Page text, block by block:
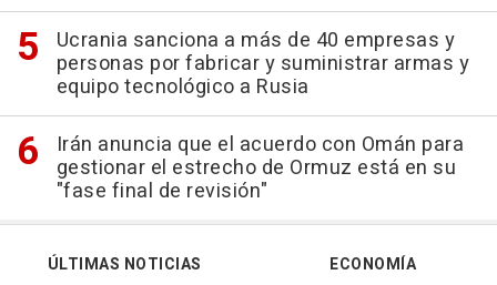
Ucrania sanciona a más de 40 empresas y
personas por fabricar y suministrar armas y
equipo tecnológico a Rusia
Irán anuncia que el acuerdo con Omán para
gestionar el estrecho de Ormuz está en su
"fase final de revisión"
ÚLTIMAS NOTICIAS
ECONOMÍA